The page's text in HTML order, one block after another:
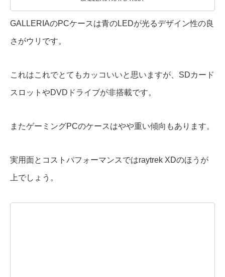
GALLERIAのPCケースは青のLEDが光るデザイン性の良
さがウリです。
これはこれでとてもカッコいいと思いますが、SDカード
スロットやDVDドライブが非搭載です。
またゲーミングPCのケースはやや重い傾向もあります。
実用面とコストパフォーマンスではraytrek XDのほうが
上でしょう。